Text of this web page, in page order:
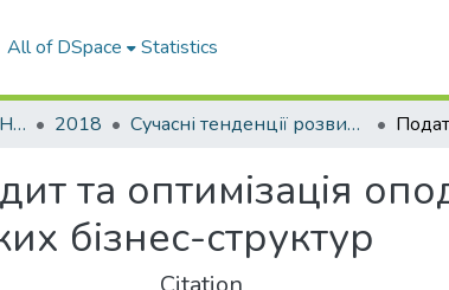
All of DSpace Statistics
МАТЕРІАЛИ КОНФЕРЕНЦІЙ 2018 Сучасні тенденції розвитку світової економіки
та оптимізація
бізнес-структур